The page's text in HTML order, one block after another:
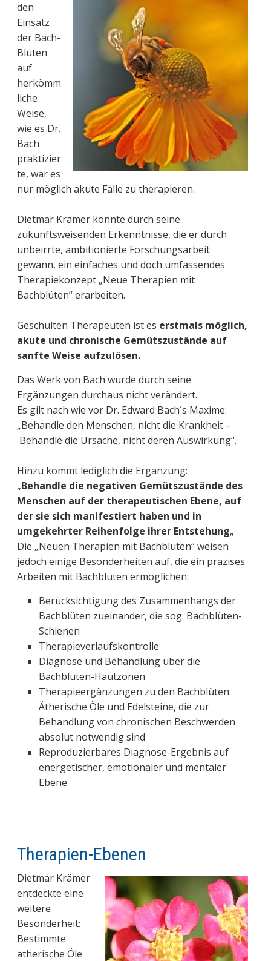
den
Einsatz
der Bach-
Blüten
auf
herkömm
liche
Weise,
wie es Dr.
Bach
praktizier
te, war es
nur möglich akute Fälle zu therapieren.
Dietmar Krämer konnte durch seine
zukunftsweisenden Erkenntnisse, die er durch
unbeirrte, ambitionierte Forschungsarbeit
gewann, ein einfaches und doch umfassendes
Therapiekonzept „Neue Therapien mit
Bachblüten“ erarbeiten.
Geschulten Therapeuten ist es erstmals möglich,
akute und chronische Gemütszustände auf
sanfte Weise aufzulösen.
Das Werk von Bach wurde durch seine
Ergänzungen durchaus nicht verändert.
Es gilt nach wie vor Dr. Edward Bach´s Maxime:
„Behandle den Menschen, nicht die Krankheit –
Behandle die Ursache, nicht deren Auswirkung“.
Hinzu kommt lediglich die Ergänzung:
„Behandle die negativen Gemütszustände des
Menschen auf der therapeutischen Ebene, auf
der sie sich manifestiert haben und in
umgekehrter Reihenfolge ihrer Entstehung„
Die „Neuen Therapien mit Bachblüten“ weisen
jedoch einige Besonderheiten auf, die ein präzises
Arbeiten mit Bachblüten ermöglichen:
Berücksichtigung des Zusammenhangs der
Bachblüten zueinander, die sog. Bachblüten-
Schienen
Therapieverlaufskontrolle
Diagnose und Behandlung über die
Bachblüten-Hautzonen
Therapieergänzungen zu den Bachblüten:
Ätherische Öle und Edelsteine, die zur
Behandlung von chronischen Beschwerden
absolut notwendig sind
Reproduzierbares Diagnose-Ergebnis auf
energetischer, emotionaler und mentaler
Ebene
Therapien-Ebenen
Dietmar Krämer
entdeckte eine
weitere
Besonderheit:
Bestimmte
ätherische Öle